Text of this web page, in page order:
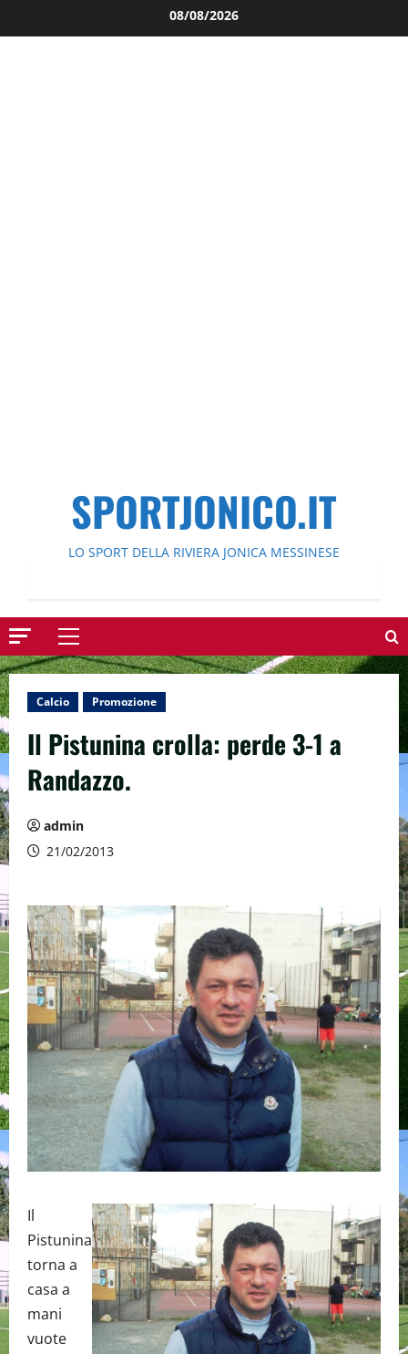
al
08/08/2026
SPORTJONICO.IT
LO SPORT DELLA RIVIERA JONICA MESSINESE
Menu
principale
Calcio Promozione
Il Pistunina crolla: perde 3-1 a
Randazzo.
admin
21/02/2013
Il
Pistunina
torna a
casa a
mani
vuote